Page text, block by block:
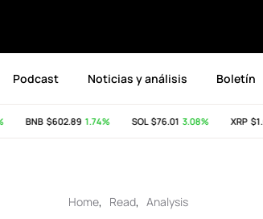
Podcast Noticias y análisis Boletín
BNB$602.89 1.74% SOL$76.01 3.08% XRP$1.04
Home, Read, Analysis